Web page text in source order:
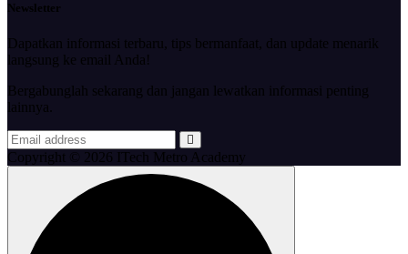
Newsletter
Dapatkan informasi terbaru, tips bermanfaat, dan update menarik
langsung ke email Anda!
Bergabunglah sekarang dan jangan lewatkan informasi penting
lainnya.
Copyright © 2026 ITech Metro Academy